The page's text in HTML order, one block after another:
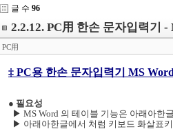
글 수 96
2.2.12. PC用 한손 문자입력기
PC用
‡ PC용 한손 문자입력기 MS
● 필요성
▶ MS Word 의 테이블 기능은 아래아한
▶ 아래아한글에서 처럼 키보드 화살표